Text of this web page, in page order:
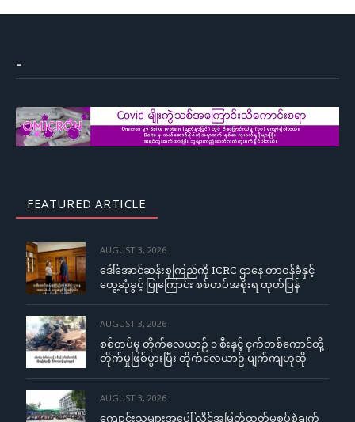
–
FEATURED ARTICLE
AUGUST 3, 2026
ဒေါ်အောင်ဆန်းစုကြည်ကို ICRC ဌာနေ တာဝန်ခံနှင့်
တွေ့ဆုံခွင့် ပြုကြောင်း စစ်တပ်အစိုးရ ထုတ်ပြန်
AUGUST 3, 2026
စစ်တပ်မှ တိုက်လေယာဉ် ၁ စီးနှင့် ငှက်တစ်ကောင်တို့
တိုက်မှုဖြစ်ပွားပြီး တိုက်လေယာဉ် ပျက်ကျဟုဆို
AUGUST 3, 2026
ကျောင်းသူများအပေါ် လိင်အမြတ်ထုတ်မှုစွပ်စွဲချက်